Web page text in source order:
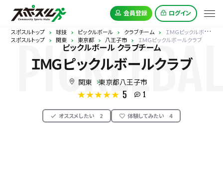
会員登録 ログイン
スポスルトップ 球技 ピックルボール クラブチーム
ＩＭＧピックルボールクラブ
スポスルトップ
関東 東京都 八王子市 ＩＭＧピックルボールクラブ
ピックルボール クラブチーム
ＩＭＧピックルボールクラブ
関東 東京都八王子市
5 1
オススメしたい 2 体験してみたい 4